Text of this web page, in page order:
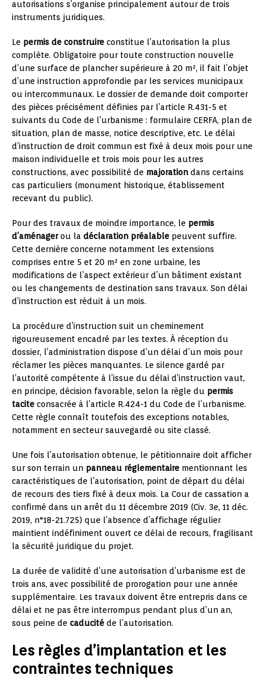
autorisations s’organise principalement autour de trois
instruments juridiques.
Le permis de construire constitue l’autorisation la plus
complète. Obligatoire pour toute construction nouvelle
d’une surface de plancher supérieure à 20 m², il fait l’objet
d’une instruction approfondie par les services municipaux
ou intercommunaux. Le dossier de demande doit comporter
des pièces précisément définies par l’article R.431-5 et
suivants du Code de l’urbanisme : formulaire CERFA, plan de
situation, plan de masse, notice descriptive, etc. Le délai
d’instruction de droit commun est fixé à deux mois pour une
maison individuelle et trois mois pour les autres
constructions, avec possibilité de majoration dans certains
cas particuliers (monument historique, établissement
recevant du public).
Pour des travaux de moindre importance, le permis
d’aménagerou la déclaration préalable peuvent suffire.
Cette dernière concerne notamment les extensions
comprises entre 5 et 20 m² en zone urbaine, les
modifications de l’aspect extérieur d’un bâtiment existant
ou les changements de destination sans travaux. Son délai
d’instruction est réduit à un mois.
La procédure d’instruction suit un cheminement
rigoureusement encadré par les textes. À réception du
dossier, l’administration dispose d’un délai d’un mois pour
réclamer les pièces manquantes. Le silence gardé par
l’autorité compétente à l’issue du délai d’instruction vaut,
en principe, décision favorable, selon la règle du permis
tacite consacrée à l’article R.424-1 du Code de l’urbanisme.
Cette règle connaît toutefois des exceptions notables,
notamment en secteur sauvegardé ou site classé.
Une fois l’autorisation obtenue, le pétitionnaire doit afficher
sur son terrain un panneau réglementaire mentionnant les
caractéristiques de l’autorisation, point de départ du délai
de recours des tiers fixé à deux mois. La Cour de cassation a
confirmé dans un arrêt du 11 décembre 2019 (Civ. 3e, 11 déc.
2019, n°18-21.725) que l’absence d’affichage régulier
maintient indéfiniment ouvert ce délai de recours, fragilisant
la sécurité juridique du projet.
La durée de validité d’une autorisation d’urbanisme est de
trois ans, avec possibilité de prorogation pour une année
supplémentaire. Les travaux doivent être entrepris dans ce
délai et ne pas être interrompus pendant plus d’un an,
sous peine de caducité de l’autorisation.
Les règles d’implantation et les
contraintes techniques